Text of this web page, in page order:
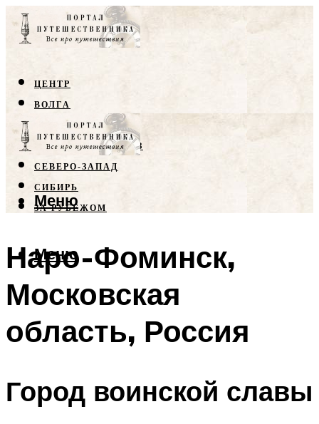
ЦЕНТР
ВОЛГА
КРЫМ
СЕВЕРНЫЙ КАВКАЗ
СЕВЕРО-ЗАПАД
СИБИРЬ
ЗА РУБЕЖОМ
Меню
Меню
Наро-Фоминск,
Московская
область, Россия
Город воинской славы